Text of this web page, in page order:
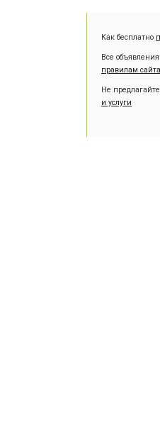
Как бесплатно
Все
правилам
Не предлагайте
и услуги